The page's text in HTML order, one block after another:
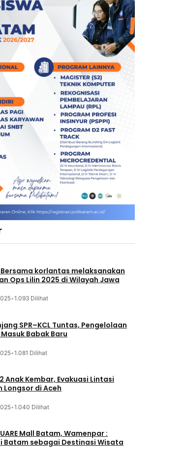
korlantas melaksanakan
Ops Lilin 2025 di Wilayah Jawa
•1.093 Dilihat
SPR–KCL Tuntas, Pengelolaan
Babak Baru
•1.081 Dilihat
Anak Kembar, Evakuasi Lintasi
Longsor di Aceh
•1.040 Dilihat
Mall Batam, Wamenpar :
Batam sebagai Destinasi Wisata